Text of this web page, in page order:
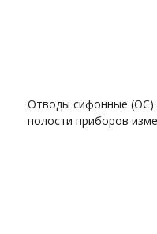
Отводы сифонные (ОС)
полости приборов